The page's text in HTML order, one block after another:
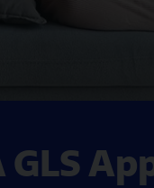
GLS